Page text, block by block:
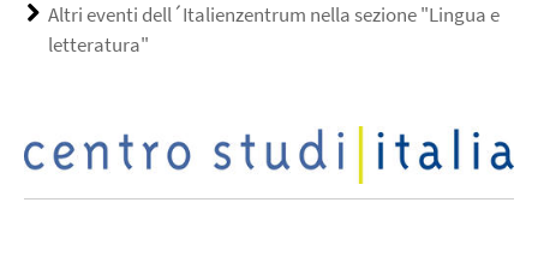
Altri eventi dell´Italienzentrum nella sezione "Lingua e
letteratura"